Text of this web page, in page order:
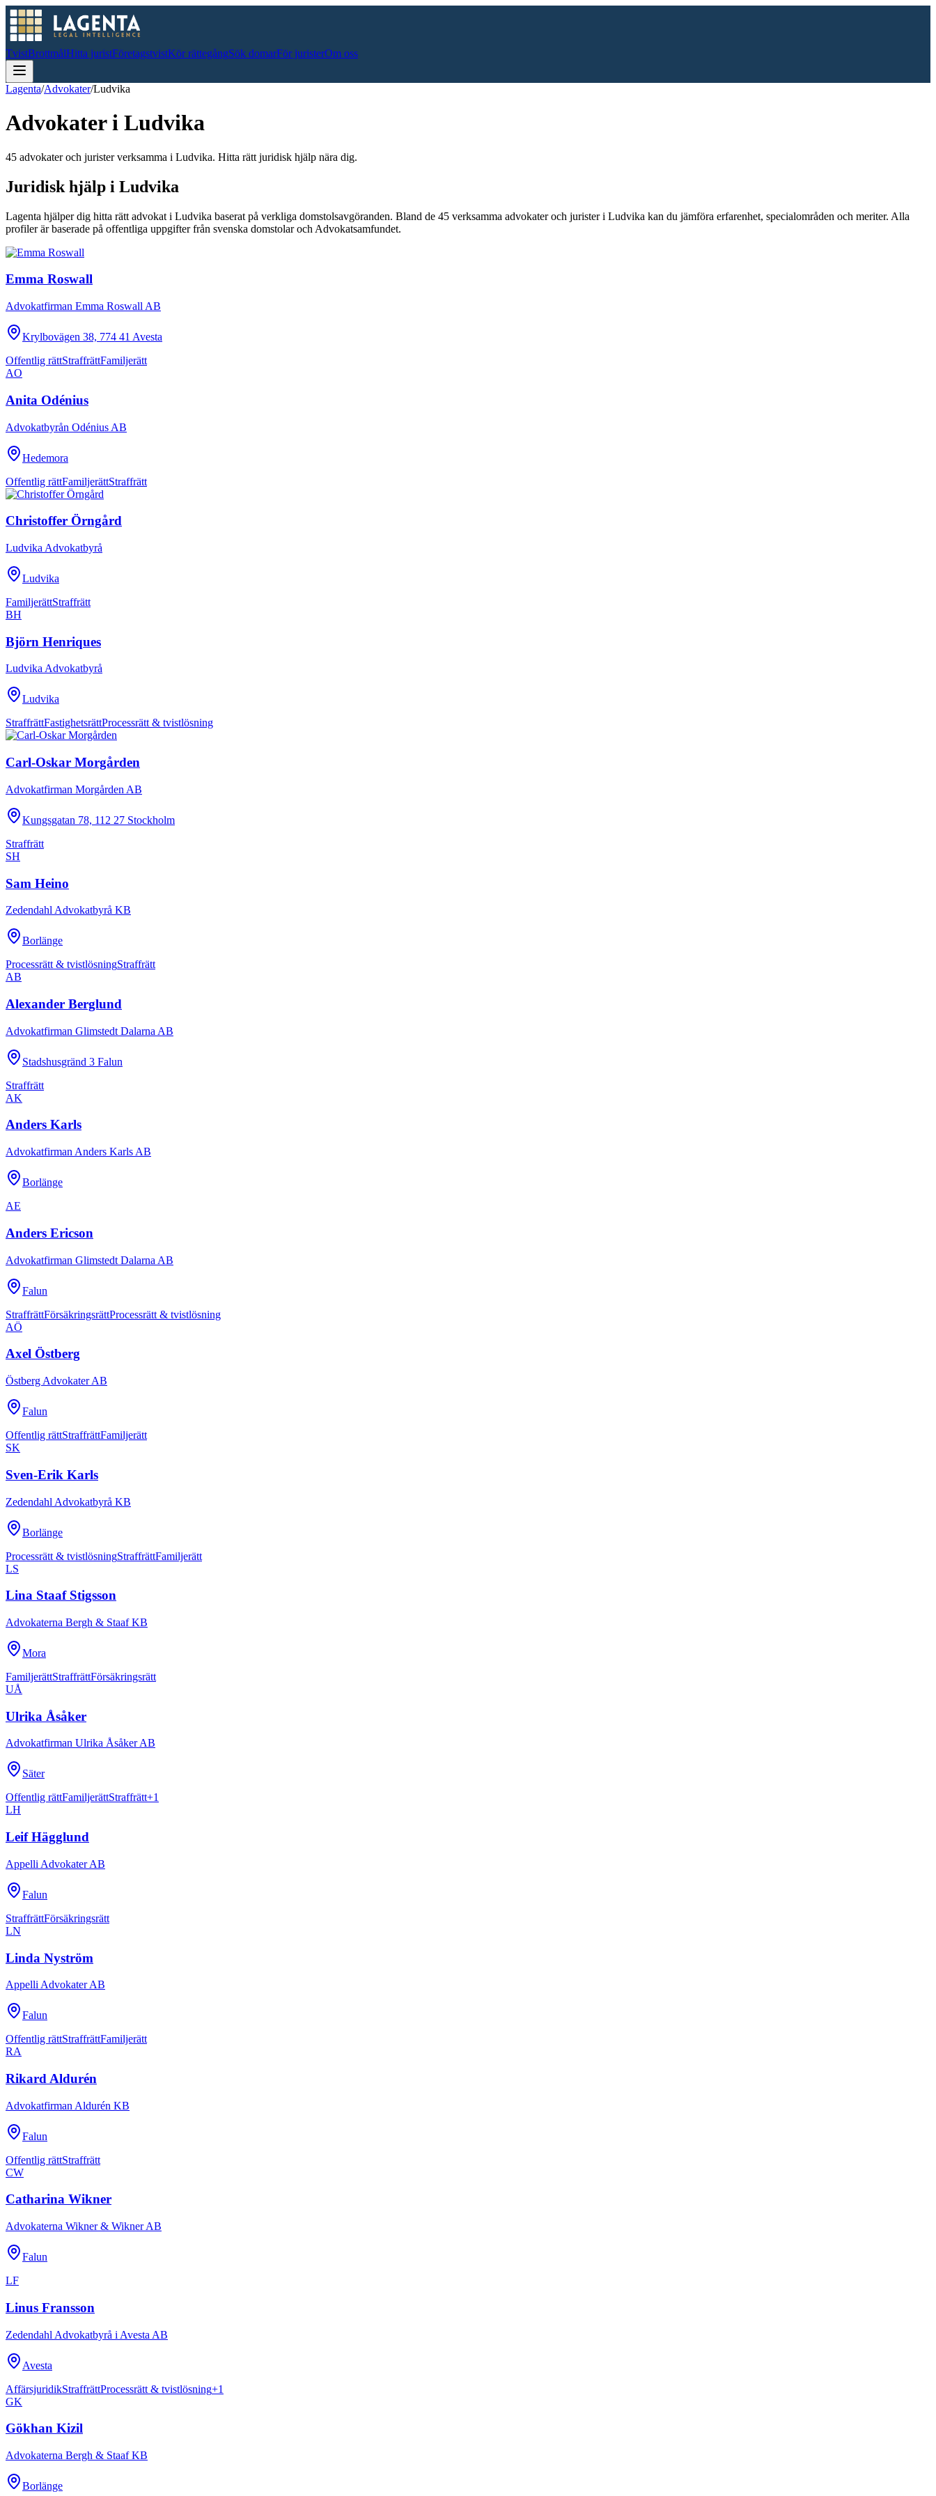
TvistBrottmålHitta juristFöretagstvistKör rättegångSök domarFör juristerOm oss
Lagenta/Advokater/Ludvika
Advokater i Ludvika
45 advokater och jurister verksamma i Ludvika. Hitta rätt juridisk hjälp nära dig.
Juridisk hjälp i Ludvika
Lagenta hjälper dig hitta rätt advokat i Ludvika baserat på verkliga domstolsavgöranden. Bland de 45 verksamma advokater och jurister i Ludvika kan du jämföra erfarenhet, specialområden och meriter. Alla
profiler är baserade på offentliga uppgifter från svenska domstolar och Advokatsamfundet.
Emma Roswall
Advokatfirman Emma Roswall AB
Krylbovägen 38, 774 41 Avesta
Offentlig rättStraffrättFamiljerätt
AO
Anita Odénius
Advokatbyrån Odénius AB
Hedemora
Offentlig rättFamiljerättStraffrätt
Christoffer Örngård
Ludvika Advokatbyrå
Ludvika
FamiljerättStraffrätt
BH
Björn Henriques
Ludvika Advokatbyrå
Ludvika
StraffrättFastighetsrättProcessrätt & tvistlösning
Carl-Oskar Morgården
Advokatfirman Morgården AB
Kungsgatan 78, 112 27 Stockholm
Straffrätt
SH
Sam Heino
Zedendahl Advokatbyrå KB
Borlänge
Processrätt & tvistlösningStraffrätt
AB
Alexander Berglund
Advokatfirman Glimstedt Dalarna AB
Stadshusgränd 3 Falun
Straffrätt
AK
Anders Karls
Advokatfirman Anders Karls AB
Borlänge
AE
Anders Ericson
Advokatfirman Glimstedt Dalarna AB
Falun
StraffrättFörsäkringsrättProcessrätt & tvistlösning
AÖ
Axel Östberg
Östberg Advokater AB
Falun
Offentlig rättStraffrättFamiljerätt
SK
Sven-Erik Karls
Zedendahl Advokatbyrå KB
Borlänge
Processrätt & tvistlösningStraffrättFamiljerätt
LS
Lina Staaf Stigsson
Advokaterna Bergh & Staaf KB
Mora
FamiljerättStraffrättFörsäkringsrätt
UÅ
Ulrika Åsåker
Advokatfirman Ulrika Åsåker AB
Säter
Offentlig rättFamiljerättStraffrätt+1
LH
Leif Hägglund
Appelli Advokater AB
Falun
StraffrättFörsäkringsrätt
LN
Linda Nyström
Appelli Advokater AB
Falun
Offentlig rättStraffrättFamiljerätt
RA
Rikard Aldurén
Advokatfirman Aldurén KB
Falun
Offentlig rättStraffrätt
CW
Catharina Wikner
Advokaterna Wikner & Wikner AB
Falun
LF
Linus Fransson
Zedendahl Advokatbyrå i Avesta AB
Avesta
AffärsjuridikStraffrättProcessrätt & tvistlösning+1
GK
Gökhan Kizil
Advokaterna Bergh & Staaf KB
Borlänge